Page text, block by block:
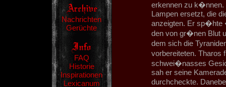
Nachrichten
Gerüchte
FAQ
Historie
Inspirationen
Lexicanum
erkennen zu k�nnen.
Lampen ersetzt, die
anzeigten. Er sp�hte
den von gr�nen Blut
dem sich die
vorbereiteten.
schwei�nasses
sah er seine
durchcheckte.